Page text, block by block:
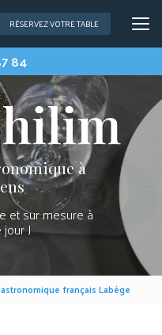
84
RÉSERVEZ VOTRE TABLE
à
et sur mesure à
J
français Labège